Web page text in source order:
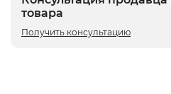
товара
Получить консультацию